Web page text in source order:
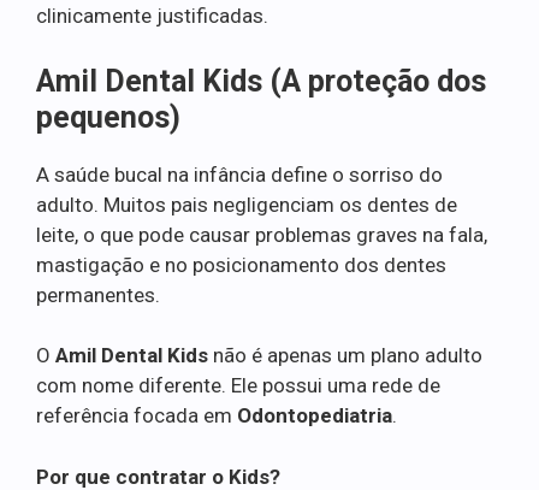
clinicamente justificadas.
Amil Dental Kids (A proteção dos
pequenos)
A saúde bucal na infância define o sorriso do
adulto. Muitos pais negligenciam os dentes de
leite, o que pode causar problemas graves na fala,
mastigação e no posicionamento dos dentes
permanentes.
O Amil Dental Kids não é apenas um plano adulto
com nome diferente. Ele possui uma rede de
referência focada em Odontopediatria.
Por que contratar o Kids?